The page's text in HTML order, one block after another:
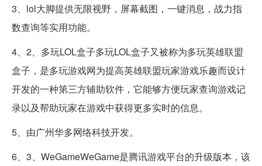
3、lol大脚提供无限视野，屏幕截图，一键消息，战力指
数查询等实用功能。
4、2、多玩LOL盒子多玩LOL盒子又被称为多玩英雄联盟
盒子，是多玩游戏网为提高英雄联盟玩家游戏乐趣而设计
开发的一种第三方辅助软件，它能够方便玩家查询游戏记
录以及帮助玩家在游戏中获得更多实时的信息。
5、由广州华多网络科技开发。
6、3、WeGameWeGame是腾讯游戏平台的升级版本，该